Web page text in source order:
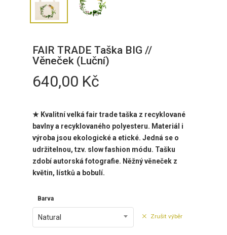
FAIR TRADE Taška BIG //
Věneček (Luční)
640,00 Kč
★ Kvalitní velká fair trade taška z recyklované
bavlny a recyklovaného polyesteru. Materiál i
výroba jsou ekologické a etické. Jedná se o
udržitelnou, tzv. slow fashion módu. Tašku
zdobíautorská fotografie. Něžný věneček z
květin, lístků a bobulí.
Barva
Natural Zrušit výběr